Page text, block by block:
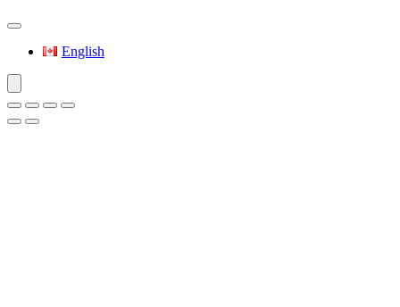
English